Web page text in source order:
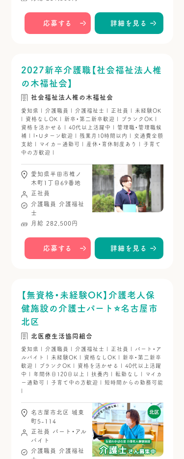
応募する 詳細を見る
2027新卒介護職【社会福祉法人椎
の木福祉会】
社会福祉法人椎の木福祉会
愛知県 | 介護職員 | 介護福祉士 | 正社員 | 未経験OK
| 資格なしOK | 新卒・第二新卒歓迎 | ブランクOK |
資格を活かせる | 40代以上活躍中 | 管理職・管理職候
補 | I・Uターン歓迎 | 残業月10時間以内 | 交通費全額
支給 | マイカー通勤可 | 産休・育休制度あり | 子育て
中の方歓迎 |
愛知県半田市椎ノ
木町1丁目69番地
正社員
介護職員
介護福祉
士
月給 282,500円
応募する 詳細を見る
【無資格・未経験OK】介護老人保
健施設の介護士パート⭐名古屋市
北区
北医療生活協同組合
愛知県 | 介護職員 | 介護福祉士 | 正社員 | パート・ア
ルバイト | 未経験OK | 資格なしOK | 新卒・第二新卒
歓迎 | ブランクOK | 資格を活かせる | 40代以上活躍
中 | 年間休日120日以上 | 扶養内 | 転勤なし | マイカ
ー通勤可 | 子育て中の方歓迎 | 短時間からの勤務可能
名古屋市北区 城東
町5-114
正社員
パート・アル
バイト
介護職員
介護福祉